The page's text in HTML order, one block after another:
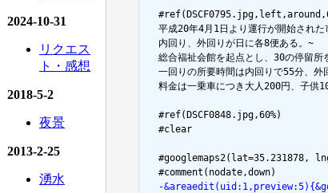
2024-10-31
リクエス
ト・感想
2018-5-2
夜景
2013-2-25
湧水
平成20年4月1日より運行が開始された
  内回り、外回りが日に各8便ある。~
総合福祉会館を起点とし、30の停留所
一回りの所要時間は内回りで55分、外
料金は一乗車につき大人200円、子供
  #ref(DSCF0848.jpg,60%)
  #clear
#googlemaps2(lat=35.231878,
-